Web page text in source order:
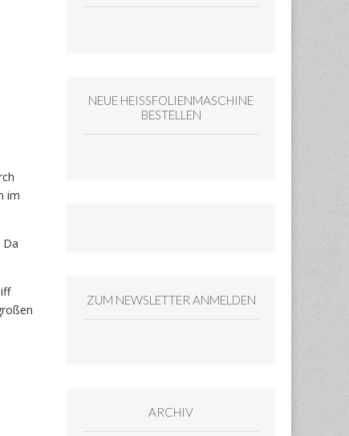
im
Da
NEUE HEISSFOLIENMASCHINE
BESTELLEN
ZUM NEWSLETTER ANMELDEN
ARCHIV